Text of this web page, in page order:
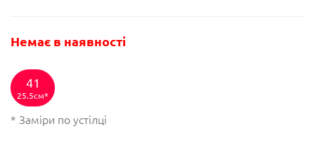
Немає в наявності
41
25.5см
* Заміри по устілці